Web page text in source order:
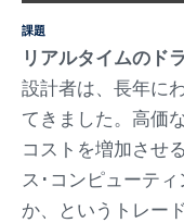
課題
リアルタイムのド
設計者は、長年に
てきました。高価
コストを増加させ
ス･コンピューテ
か、というトレー